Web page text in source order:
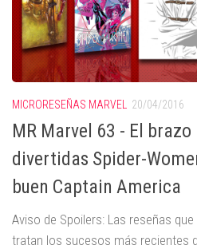
MICRORESEÑAS MARVEL 20/04/2016
MR Marvel 63 - El brazo
divertidas Spider-
buen Captain America
Aviso de Spoilers: Las reseñas
tratan los sucesos más recientes